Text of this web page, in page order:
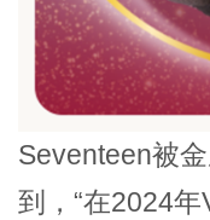
Seventeen被
到，“在2024年